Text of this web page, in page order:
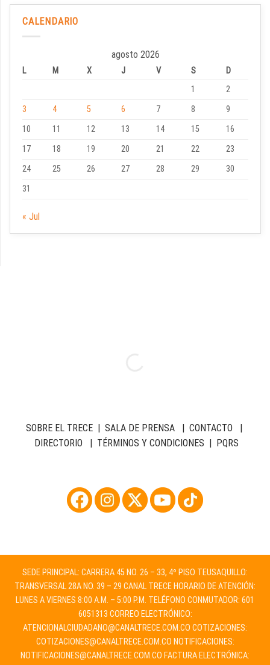
CALENDARIO
agosto 2026
L M X J V S
D
1
2
3
4 5 6 7 8
9
10
11 12 13 14 15
16
17
18 19 20 21 22
23
24
25 26 27 28 29
30
31
« Jul
SOBRE EL TRECE| SALA DE PRENSA| CONTACTO |
DIRECTORIO | TÉRMINOS Y CONDICIONES | PQRS
SEDE PRINCIPAL: CARRERA 45 NO. 26 – 33, 4º PISO TEUSAQUILLO:
TRANSVERSAL 28A NO. 39 – 29 CANAL TRECE HORARIO DE ATENCIÓN:
LUNES A VIERNES 8:00 A.M. – 5:00 P.M. TELÉFONO CONMUTADOR: 601
6051313 CORREO ELECTRÓNICO:
ATENCIONALCIUDADANO@CANALTRECE.COM.CO COTIZACIONES:
COTIZACIONES@CANALTRECE.COM.CO NOTIFICACIONES:
NOTIFICACIONES@CANALTRECE.COM.CO FACTURA ELECTRÓNICA: